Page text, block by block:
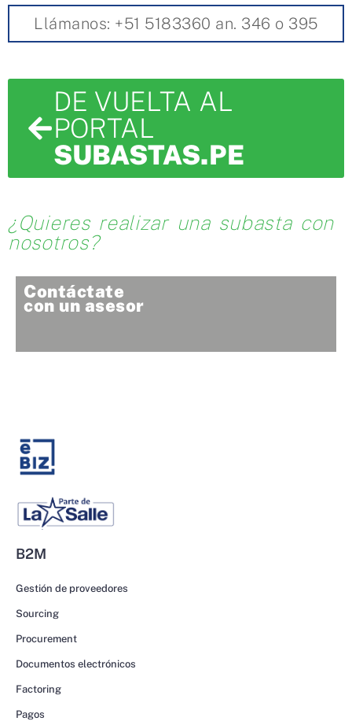
Llámanos: +51 5183360 an. 346 o 395
DE VUELTA AL
PORTAL
SUBASTAS.PE
¿Quieres realizar una subasta con
nosotros?
Contáctate
con un asesor
B2M
Gestión de proveedores
Sourcing
Procurement
Documentos electrónicos
Factoring
Pagos